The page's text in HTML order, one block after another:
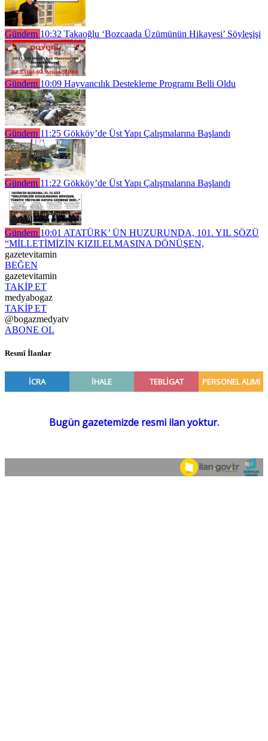
Gündem 10:32 Takaoğlu ‘Bozcaada Üzümünün Hikayesi’ Söyleşişi
Gündem 10:09 Hayvancılık Destekleme Programı Belli Oldu
Gündem 11:25 Gökköy’de Üst Yapı Çalışmalarına Başlandı
Gündem 11:22 Gökköy’de Üst Yapı Çalışmalarına Başlandı
Gündem 10:01 ATATÜRK’ ÜN HUZURUNDA, 101. YIL SÖZÜ
“MİLLETİMİZİN KIZILELMASINA DÖNÜŞEN,
gazetevitamin
BEĞEN
gazetevitamin
TAKİP ET
medyabogaz
TAKİP ET
@bogazmedyatv
ABONE OL
Resmî İlanlar